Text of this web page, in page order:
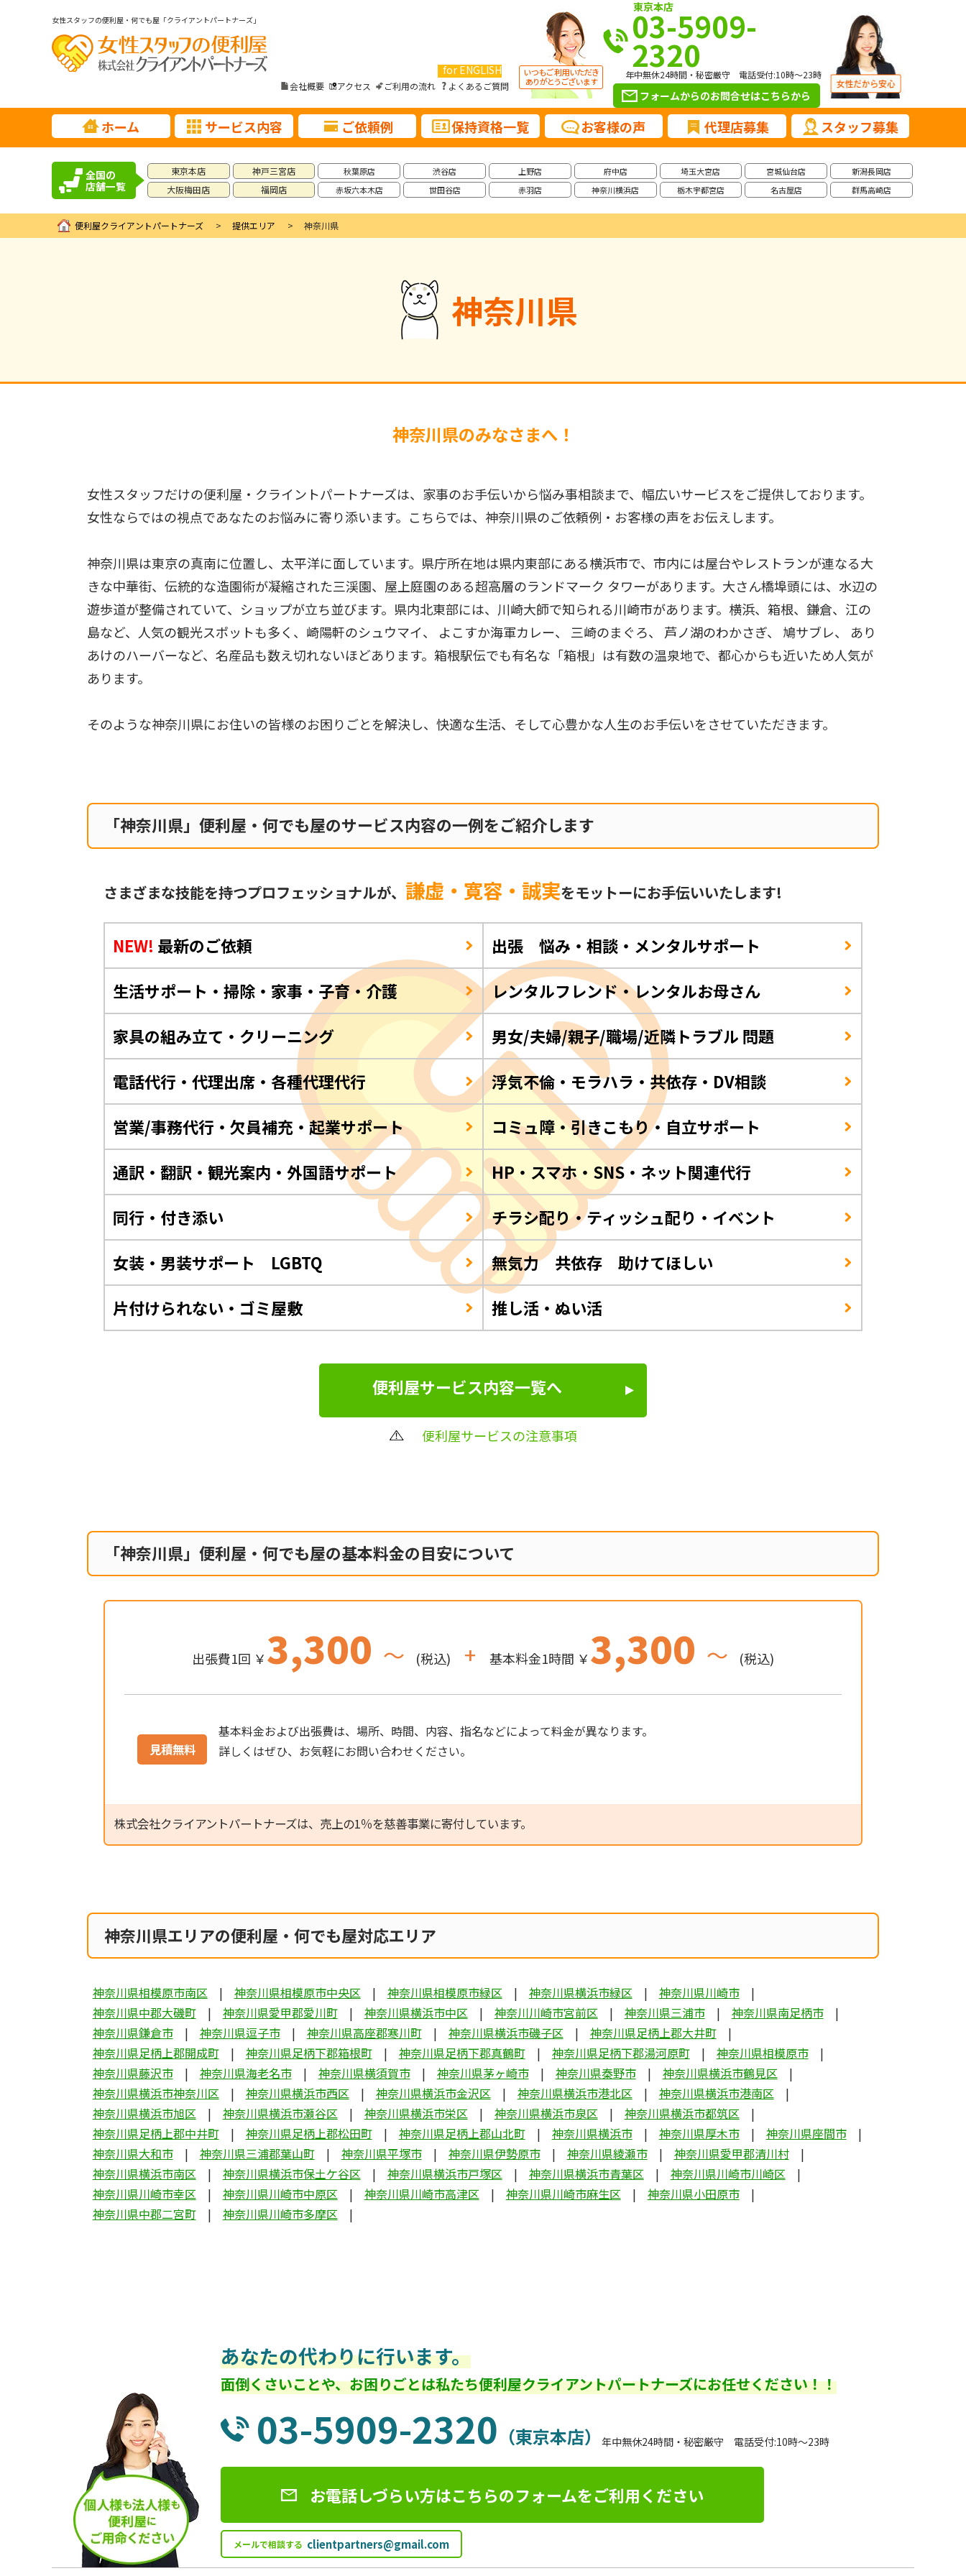
女性スタッフの便利屋・何でも屋「クライアントパートナーズ」
for ENGLISH
会社概要 アクセス ご利用の流れ よくあるご質問
東京本店
03-5909-
2320
年中無休24時間・秘密厳守 電話受付:10時～23時
フォームからのお問合せはこちらから
ホーム サービス内容 ご依頼例 保持資格一覧 お客様の声 代理店募集 スタッフ募集
全国の
店舗一覧
東京本店
大阪梅田店
神戸三宮店
福岡店
秋葉原店
赤坂六本木店
渋谷店
世田谷店
上野店
赤羽店
府中店
神奈川横浜店
埼玉大宮店
栃木宇都宮店
宮城仙台店
名古屋店
新潟長岡店
群馬高崎店
便利屋クライアントパートナーズ 提供エリア 神奈川県
神奈川県
神奈川県のみなさまへ！
女性スタッフだけの便利屋・クライントパートナーズは、家事のお手伝いから悩み事相談まで、幅広いサービスをご提供しております。
女性ならではの視点であなたのお悩みに寄り添います。こちらでは、神奈川県のご依頼例・お客様の声をお伝えします。
神奈川県は東京の真南に位置し、太平洋に面しています。県庁所在地は県内東部にある横浜市で、市内には屋台やレストランが連なる大
きな中華街、伝統的な造園術が凝縮された三渓園、屋上庭園のある超高層のランドマーク タワーがあります。大さん橋埠頭には、水辺の
遊歩道が整備されていて、ショップが立ち並びます。県内北東部には、川崎大師で知られる川崎市があります。横浜、箱根、鎌倉、江の
島など、人気の観光スポットも多く、崎陽軒のシュウマイ、 よこすか海軍カレー、 三崎のまぐろ、 芦ノ湖のわかさぎ、 鳩サブレ、 あり
あけのハーバーなど、名産品も数え切れないほどあります。箱根駅伝でも有名な「箱根」は有数の温泉地で、都心からも近いため人気が
あります。
そのような神奈川県にお住いの皆様のお困りごとを解決し、快適な生活、そして心豊かな人生のお手伝いをさせていただきます。
「神奈川県」便利屋・何でも屋のサービス内容の一例をご紹介します
さまざまな技能を持つプロフェッショナルが、謙虚・寛容・誠実をモットーにお手伝いいたします!
NEW! 最新のご依頼
出張 悩み・相談・メンタルサポート
生活サポート・掃除・家事・子育・介護
レンタルフレンド・レンタルお母さん
家具の組み立て・クリーニング
男女/夫婦/親子/職場/近隣トラブル 問題
電話代行・代理出席・各種代理代行
浮気不倫・モラハラ・共依存・DV相談
営業/事務代行・欠員補充・起業サポート
コミュ障・引きこもり・自立サポート
通訳・翻訳・観光案内・外国語サポート
HP・スマホ・SNS・ネット関連代行
同行・付き添い
チラシ配り・ティッシュ配り・イベント
女装・男装サポート LGBTQ
無気力 共依存 助けてほしい
片付けられない・ゴミ屋敷
推し活・ぬい活
便利屋サービス内容一覧へ
便利屋サービスの注意事項
「神奈川県」便利屋・何でも屋の基本料金の目安について
出張費1回 ￥3,300 ～ (税込) + 基本料金1時間 ￥3,300 ～ (税込)
見積無料
基本料金および出張費は、場所、時間、内容、指名などによって料金が異なります。
詳しくはぜひ、お気軽にお問い合わせください。
株式会社クライアントパートナーズは、売上の1％を慈善事業に寄付しています。
神奈川県エリアの便利屋・何でも屋対応エリア
神奈川県相模原市南区 神奈川県相模原市中央区 神奈川県相模原市緑区 神奈川県横浜市緑区
神奈川県川崎市
神奈川県中郡大磯町
神奈川県愛甲郡愛川町 神奈川県横浜市中区 神奈川川崎市宮前区 神奈川県三浦市
神奈川県南足柄市
神奈川県鎌倉市
神奈川県逗子市 神奈川県高座郡寒川町 神奈川県横浜市磯子区
神奈川県足柄上郡大井町
神奈川県足柄上郡開成町
神奈川県足柄下郡箱根町 神奈川県足柄下郡真鶴町 神奈川県足柄下郡湯河原町
神奈川県相模原市
神奈川県藤沢市
神奈川県海老名市 神奈川県横須賀市 神奈川県茅ヶ崎市 神奈川県秦野市
神奈川県横浜市鶴見区
神奈川県横浜市神奈川区
神奈川県横浜市西区 神奈川県横浜市金沢区 神奈川県横浜市港北区
神奈川県横浜市港南区
神奈川県横浜市旭区
神奈川県横浜市瀬谷区 神奈川県横浜市栄区 神奈川県横浜市泉区
神奈川県横浜市都筑区
神奈川県足柄上郡中井町
神奈川県足柄上郡松田町 神奈川県足柄上郡山北町 神奈川県横浜市 神奈川県厚木市
神奈川県座間市
神奈川県大和市
神奈川県三浦郡葉山町 神奈川県平塚市 神奈川県伊勢原市 神奈川県綾瀬市
神奈川県愛甲郡清川村
神奈川県横浜市南区
神奈川県横浜市保土ケ谷区 神奈川県横浜市戸塚区 神奈川県横浜市青葉区
神奈川県川崎市川崎区
神奈川県川崎市幸区
神奈川県川崎市中原区 神奈川県川崎市高津区 神奈川県川崎市麻生区
神奈川県小田原市
神奈川県中郡二宮町
神奈川県川崎市多摩区
あなたの代わりに行います。
面倒くさいことや、お困りごとは私たち便利屋クライアントパートナーズにお任せください！！
03-5909-2320 （東京本店） 年中無休24時間・秘密厳守 電話受付:10時～23時
お電話しづらい方はこちらのフォームをご利用ください
メールで相談する clientpartners@gmail.com